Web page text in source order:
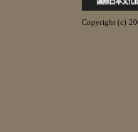
Copyright (c)